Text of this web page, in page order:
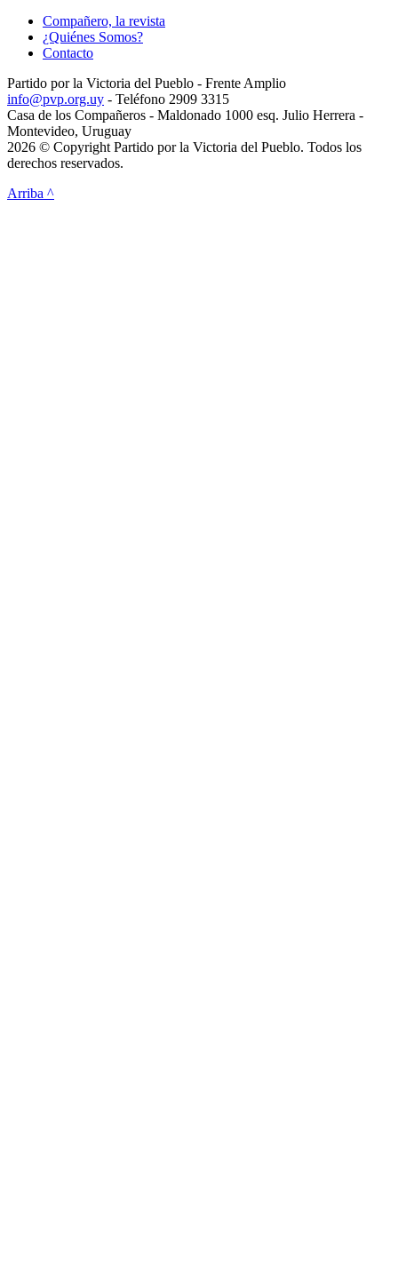
Compañero, la revista
¿Quiénes Somos?
Contacto
Partido por la Victoria del Pueblo - Frente Amplio
info@pvp.org.uy - Teléfono 2909 3315
Casa de los Compañeros - Maldonado 1000 esq. Julio Herrera -
Montevideo, Uruguay
2026 © Copyright Partido por la Victoria del Pueblo. Todos los
derechos reservados.
Arriba ^